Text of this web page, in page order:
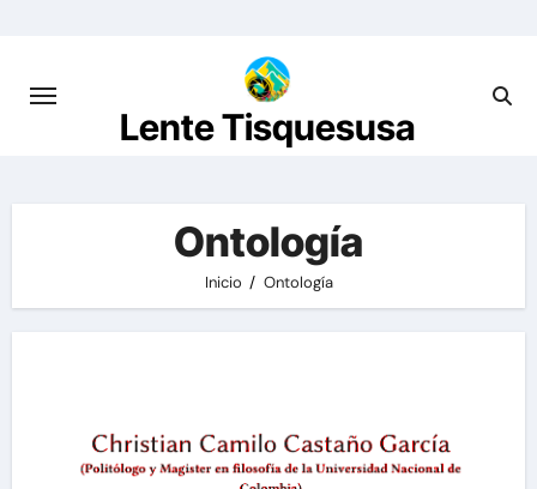
contenido
Lente Tisquesusa
Ontología
Inicio Ontología